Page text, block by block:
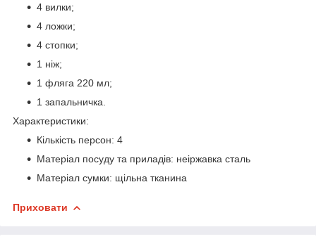
4 вилки;
4 ложки;
4 стопки;
1 ніж;
1 фляга 220 мл;
1 запальничка.
Характеристики:
Кількість персон: 4
Матеріал посуду та приладів: неіржавка сталь
Матеріал сумки: щільна тканина
Приховати